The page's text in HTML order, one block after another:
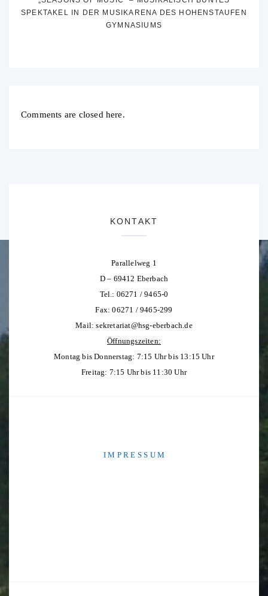
SPEKTAKEL IN DER MUSIKARENA DES HOHENSTAUFEN
GYMNASIUMS
Comments are closed here.
KONTAKT
Parallelweg 1
D – 69412 Eberbach
Tel.: 06271 / 9465-0
Fax: 06271 / 9465-299
Mail:sekretariat@hsg-eberbach.de
Öffnungszeiten:
Montag bis Donnerstag: 7:15 Uhr bis 13:15 Uhr
Freitag: 7:15 Uhr bis 11:30 Uhr
I M P R E S S U M